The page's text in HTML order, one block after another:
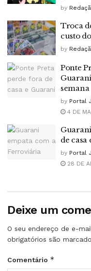
by
Troca
custo
by
Ponte
semana
by Portal
4 DE
de casa
by Portal
28 DE
Deixe um
O seu endereço de e-
obrigatórios são
Comentário *